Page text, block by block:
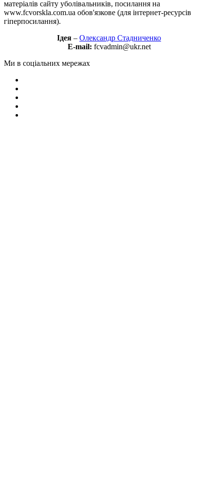
матеріалів сайту уболівальників, посилання на
www.fcvorskla.com.ua обов'язкове (для інтернет-ресурсів
гіперпосилання).
Ідея – Олександр Стадниченко
E-mail: fcvadmin@ukr.net
Ми в соціальних мережах